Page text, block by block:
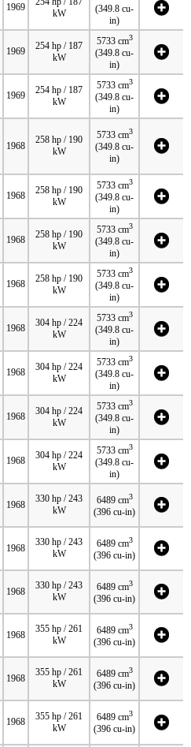
1969
kW
(349.8 cu-
in)
1969
254 hp / 187
kW
5733 cm3
(349.8 cu-
in)
1969
254 hp / 187
kW
5733 cm3
(349.8 cu-
in)
1968
258 hp / 190
kW
5733 cm3
(349.8 cu-
in)
1968
258 hp / 190
kW
5733 cm3
(349.8 cu-
in)
1968
258 hp / 190
kW
5733 cm3
(349.8 cu-
in)
1968
258 hp / 190
kW
5733 cm3
(349.8 cu-
in)
1968
304 hp / 224
kW
5733 cm3
(349.8 cu-
in)
1968
304 hp / 224
kW
5733 cm3
(349.8 cu-
in)
1968
304 hp / 224
kW
5733 cm3
(349.8 cu-
in)
1968
304 hp / 224
kW
5733 cm3
(349.8 cu-
in)
1968
330 hp / 243
kW
6489 cm3
(396 cu-in)
1968
330 hp / 243
kW
6489 cm3
(396 cu-in)
1968
330 hp / 243
kW
6489 cm3
(396 cu-in)
1968
355 hp / 261
kW
6489 cm3
(396 cu-in)
1968
355 hp / 261
kW
6489 cm3
(396 cu-in)
1968
355 hp / 261
kW
6489 cm3
(396 cu-in)